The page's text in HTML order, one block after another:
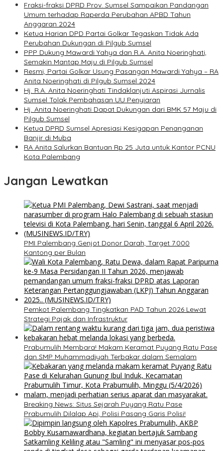
Fraksi-fraksi DPRD Prov. Sumsel Sampaikan Pandangan
Umum terhadap Raperda Perubahan APBD Tahun
Anggaran 2024
Ketua Harian DPD Partai Golkar Tegaskan Tidak Ada
Perubahan Dukungan di Pilgub Sumsel
PPP Dukung Mawardi Yahya dan R.A. Anita Noeringhati,
Semakin Mantap Maju di Pilgub Sumsel
Resmi, Partai Golkar Usung Pasangan Mawardi Yahya – RA
Anita Noeringhati di Pilgub Sumsel 2024
Hj. R.A. Anita Noeringhati Tindaklanjuti Aspirasi Jurnalis
Sumsel Tolak Pembahasan UU Penyiaran
Hj. Anita Noeringhati Dapat Dukungan dari BMK 57 Maju di
Pilgub Sumsel
Ketua DPRD Sumsel Apresiasi Kesigapan Penanganan
Banjir di Muba
RA Anita Salurkan Bantuan Rp 25 Juta untuk Kantor PCNU
Kota Palembang
Jangan Lewatkan
PMI Palembang Genjot Donor Darah, Target 7.000
Kantong per Bulan
Pemkot Palembang Tingkatkan PAD Tahun 2026 Lewat
Strategi Pajak dan Infrastruktur
Prabumulih Membara! Makam Keramat Puyang Ratu Pase
dan SMP Muhammadiyah Terbakar dalam Semalam
Breaking News: Situs Sejarah Puyang Ratu Pase
Prabumulih Dilalap Api, Polisi Pasang Garis Polisi!